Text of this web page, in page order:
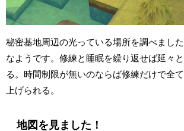
秘密基地周辺の光っている場所を調べまし
なようです。修練と睡眠を繰り返せば延々
る。時間制限が無いのならば修練だけで全
上げられる。
地図を見ました！